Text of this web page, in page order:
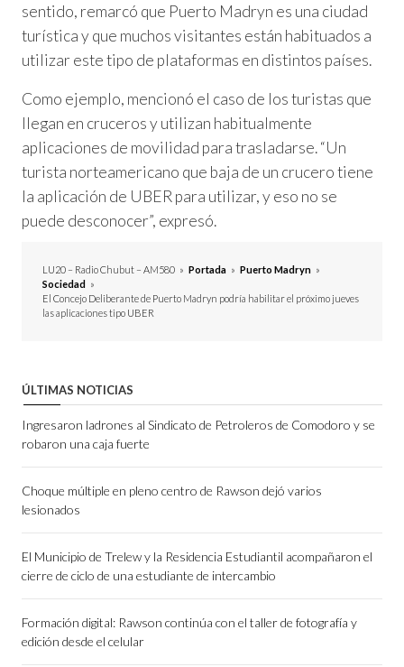
sentido, remarcó que Puerto Madryn es una ciudad
turística y que muchos visitantes están habituados a
utilizar este tipo de plataformas en distintos países.
Como ejemplo, mencionó el caso de los turistas que
llegan en cruceros y utilizan habitualmente
aplicaciones de movilidad para trasladarse. “Un
turista norteamericano que baja de un crucero tiene
la aplicación de UBER para utilizar, y eso no se
puede desconocer”, expresó.
LU20 – Radio Chubut – AM580 » Portada » Puerto Madryn »
Sociedad »
El Concejo Deliberante de Puerto Madryn podría habilitar el próximo jueves
las aplicaciones tipo UBER
ÚLTIMAS NOTICIAS
Ingresaron ladrones al Sindicato de Petroleros de Comodoro y se
robaron una caja fuerte
Choque múltiple en pleno centro de Rawson dejó varios
lesionados
El Municipio de Trelew y la Residencia Estudiantil acompañaron el
cierre de ciclo de una estudiante de intercambio
Formación digital: Rawson continúa con el taller de fotografía y
edición desde el celular